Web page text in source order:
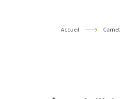
Accueil